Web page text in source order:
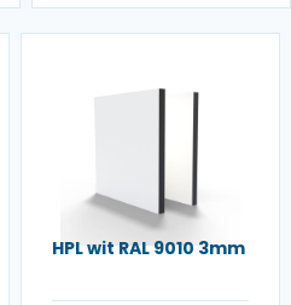
HPL wit RAL 9010 3mm